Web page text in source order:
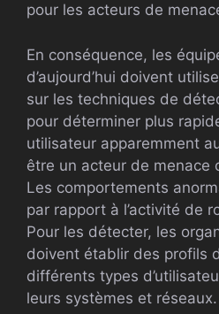
pour les acteurs de
En conséquence, les
d’aujourd’hui doivent
sur les techniques de
pour déterminer plus
utilisateur apparemment
être un acteur de menace
Les comportements
par rapport à l’activité de
Pour les détecter, les
doivent établir des profils
différents types
leurs systèmes et réseaux.